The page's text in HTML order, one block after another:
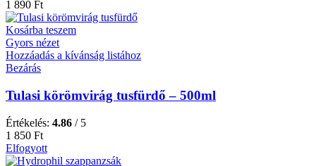
1 890 Ft
Kosárba teszem
Gyors nézet
Hozzáadás a kívánság listához
Bezárás
Tulasi körömvirág tusfürdő – 500ml
Értékelés: 4.86 / 5
1 850 Ft
Elfogyott